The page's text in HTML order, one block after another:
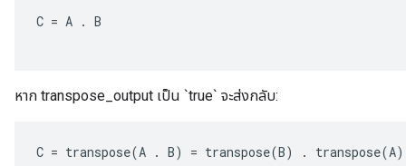
C = A . B
หาก transpose_output เป็น `true` จะส่งกลับ:
C = transpose(A . B) = transpose(B) . transpose(A)